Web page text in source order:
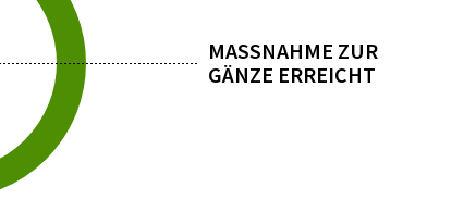
MASSNAHME ZUR
GÄNZE ERREICHT